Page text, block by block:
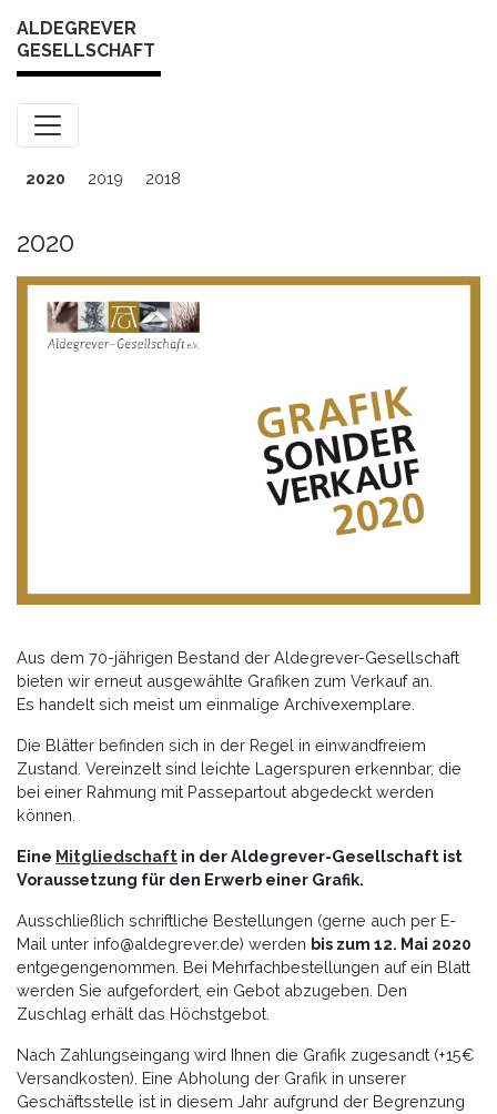
ALDEGREVER
GESELLSCHAFT
2020 2019 2018
2020
Aus dem 70-jährigen Bestand der Aldegrever-Gesellschaft
bieten wir erneut ausgewählte Grafiken zum Verkauf an.
Es handelt sich meist um einmalige Archivexemplare.
Die Blätter befinden sich in der Regel in einwandfreiem
Zustand. Vereinzelt sind leichte Lagerspuren erkennbar, die
bei einer Rahmung mit Passepartout abgedeckt werden
können.
Eine Mitgliedschaft in der Aldegrever-Gesellschaft ist
Voraussetzung für den Erwerb einer Grafik.
Ausschließlich schriftliche Bestellungen (gerne auch per E-
Mail unter info@aldegrever.de) werden bis zum 12. Mai 2020
entgegengenommen. Bei Mehrfachbestellungen auf ein Blatt
werden Sie aufgefordert, ein Gebot abzugeben. Den
Zuschlag erhält das Höchstgebot.
Nach Zahlungseingang wird Ihnen die Grafik zugesandt (+15€
Versandkosten). Eine Abholung der Grafik in unserer
Geschäftsstelle ist in diesem Jahr aufgrund der Begrenzung